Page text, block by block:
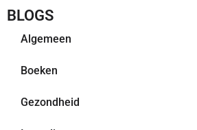
BLOGS
Algemeen
Boeken
Gezondheid